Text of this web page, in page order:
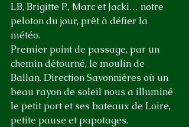
LB, Brigitte P., Marc et Jacki… notre
peloton du jour, prêt à défier la
météo.
Premier point de passage, par un
chemin détourné, le moulin de
Ballan. Direction Savonnières où un
beau rayon de soleil nous a illuminé
le petit port et ses bateaux de Loire,
petite pause et papotages.